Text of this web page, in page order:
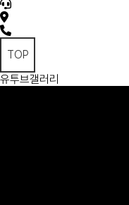
TOP
유투브갤러리